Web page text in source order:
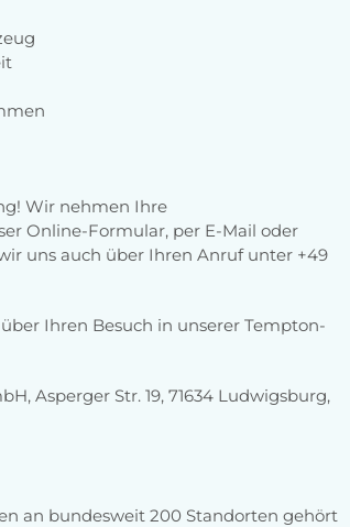
Wir nehmen Ihre
Online-Formular, per E-Mail oder
uns auch über Ihren Anruf unter +49
Ihren Besuch in unserer Tempton-
Asperger Str. 19, 71634 Ludwigsburg,
an bundesweit 200 Standorten gehört